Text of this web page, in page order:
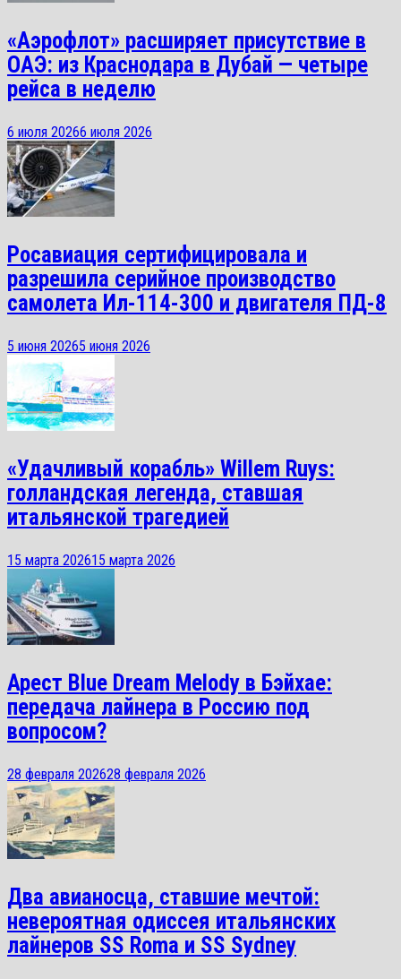
«Аэрофлот» расширяет присутствие в
ОАЭ: из Краснодара в Дубай — четыре
рейса в неделю
6 июля 20266 июля 2026
Росавиация сертифицировала и
разрешила серийное производство
самолета Ил-114-300 и двигателя ПД-8
5 июня 20265 июня 2026
«Удачливый корабль» Willem Ruys:
голландская легенда, ставшая
итальянской трагедией
15 марта 202615 марта 2026
Арест Blue Dream Melody в Бэйхае:
передача лайнера в Россию под
вопросом?
28 февраля 202628 февраля 2026
Два авианосца, ставшие мечтой:
невероятная одиссея итальянских
лайнеров SS Roma и SS Sydney